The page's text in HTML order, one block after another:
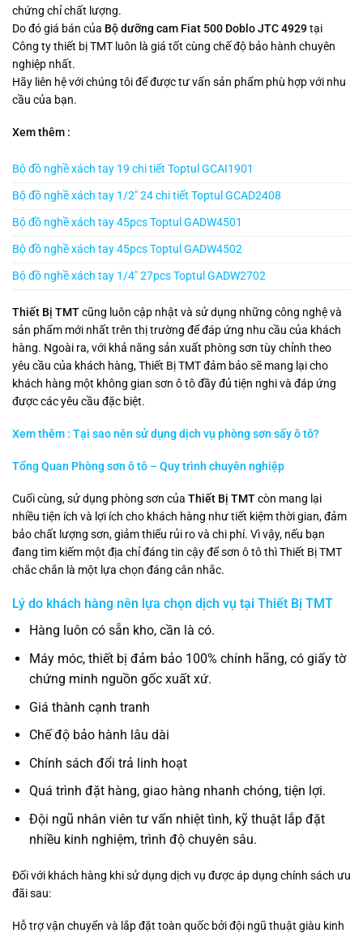
chứng chỉ chất lượng.
Do đó giá bán của Bộ dưỡng cam Fiat 500 Doblo JTC 4929tại
Công ty thiết bị TMT luôn là giá tốt cùng chế độ bảo hành chuyên
nghiệp nhất.
Hãy liên hệ với chúng tôi để được tư vấn sản phẩm phù hợp với nhu
cầu của bạn.
Xem thêm :
Bộ đồ nghề xách tay 19 chi tiết Toptul GCAI1901
Bộ đồ nghề xách tay 1/2″ 24 chi tiết Toptul GCAD2408
Bộ đồ nghề xách tay 45pcs Toptul GADW4501
Bộ đồ nghề xách tay 45pcs Toptul GADW4502
Bộ đồ nghề xách tay 1/4″ 27pcs Toptul GADW2702
Thiết Bị TMTcũng luôn cập nhật và sử dụng những công nghệ và
sản phẩm mới nhất trên thị trường để đáp ứng nhu cầu của khách
hàng. Ngoài ra, với khả năng sản xuất phòng sơn tùy chỉnh theo
yêu cầu của khách hàng, Thiết Bị TMT đảm bảo sẽ mang lại cho
khách hàng một không gian sơn ô tô đầy đủ tiện nghi và đáp ứng
được các yêu cầu đặc biệt.
Xem thêm : Tại sao nên sử dụng dịch vụ phòng sơn sấy ô tô?
Tổng Quan Phòng sơn ô tô – Quy trình chuyên nghiệp
Cuối cùng, sử dụng phòng sơn của Thiết Bị TMTcòn mang lại
nhiều tiện ích và lợi ích cho khách hàng như tiết kiệm thời gian, đảm
bảo chất lượng sơn, giảm thiểu rủi ro và chi phí. Vì vậy, nếu bạn
đang tìm kiếm một địa chỉ đáng tin cậy để sơn ô tô thì Thiết Bị TMT
chắc chắn là một lựa chọn đáng cân nhắc.
Lý do khách hàng nên lựa chọn dịch vụ tại Thiết Bị TMT
Hàng luôn có sẵn kho, cần là có.
Máy móc, thiết bị đảm bảo 100% chính hãng, có giấy tờ
chứng minh nguồn gốc xuất xứ.
Giá thành cạnh tranh
Chế độ bảo hành lâu dài
Chính sách đổi trả linh hoạt
Quá trình đặt hàng, giao hàng nhanh chóng, tiện lợi.
Đội ngũ nhân viên tư vấn nhiệt tình, kỹ thuật lắp đặt
nhiều kinh nghiệm, trình độ chuyên sâu.
Đối với khách hàng khi sử dụng dịch vụ được áp dụng chính sách ưu
đãi sau:
Hỗ trợ vận chuyển và lắp đặt toàn quốc bởi đội ngũ thuật giàu kinh